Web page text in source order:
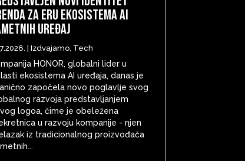
za eru ekosistema AI
uređaj
Izdvajamo, Tech
HONOR, globalni lider u
ekosistema AI uređaja, danas je
započela novo poglavlje svog
razvoja predstavljanjem
logoa, čime je obeležena
u razvoju kompanije - njen
iz tradicionalnog proizvođača